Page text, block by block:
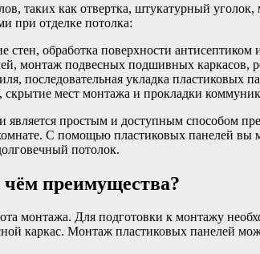
таких как отвертка, штукатурный
при отделке потолка:
стен, обработка поверхности антисептиком
монтаж подвесных подшивных каркасов,
последовательная укладка
скрытие мест монтажа и прокладки
простым и доступным способом
С помощью пластиковых панелей вы
потолок.
преимущества?
монтажа. Для подготовки к монтажу
каркас. Монтаж пластиковых панелей